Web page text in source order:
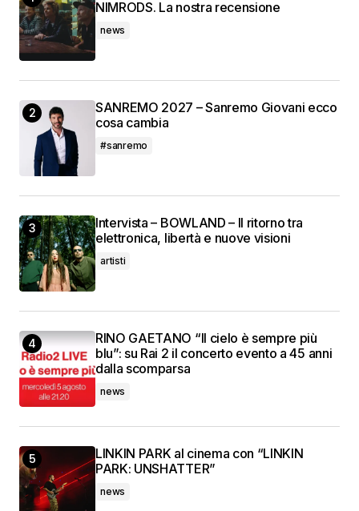
NIMRODS. La nostra recensione
news
SANREMO 2027 – Sanremo Giovani ecco
cosa cambia
#sanremo
Intervista – BOWLAND – Il ritorno tra
elettronica, libertà e nuove visioni
artisti
RINO GAETANO “Il cielo è sempre più
blu”: su Rai 2 il concerto evento a 45 anni
dalla scomparsa
news
LINKIN PARK al cinema con “LINKIN
PARK: UNSHATTER”
news